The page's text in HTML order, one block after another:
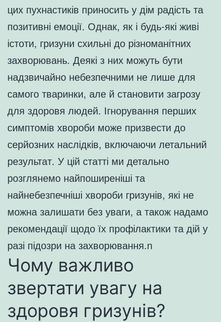
цих пухнастиків приносить у дім радість та
позитивні емоції. Однак, як і будь-які живі
істоти, гризуни схильні до різноманітних
захворювань. Деякі з них можуть бути
надзвичайно небезпечними не лише для
самого тваринки, але й становити загрозу
для здоровя людей. Ігнорування перших
симптомів хвороби може призвести до
серйозних наслідків, включаючи летальний
результат. У цій статті ми детально
розглянемо найпоширеніші та
найнебезпечніші хвороби гризунів, які не
можна залишати без уваги, а також надамо
рекомендації щодо їх профілактики та дій у
разі підозри на захворювання.n
Чому важливо
звертати увагу на
здоровя гризунів?